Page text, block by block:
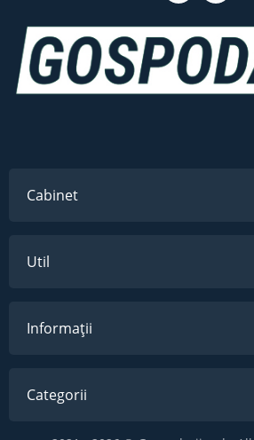
Cabinet
Util
Informații
Categorii